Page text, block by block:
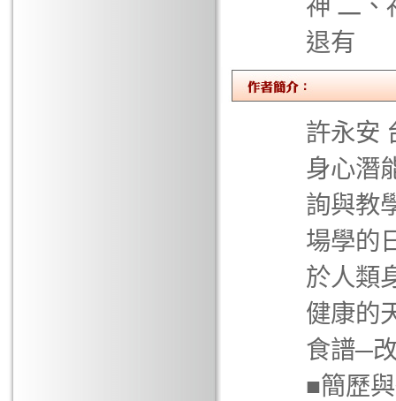
神 二、
退有
許永安
身心潛
詢與教
場學的
於人類
健康的
食譜─
■簡歷